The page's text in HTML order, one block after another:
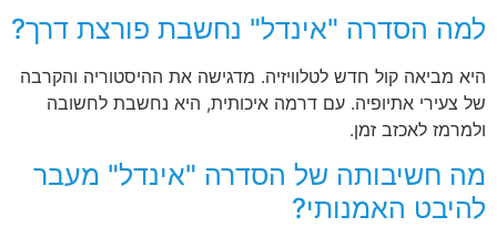
למה הסדרה "אינדל" נחשבת פורצת דרך?
היא מביאה קול חדש לטלוויזיה. מדגישה את ההיסטוריה והקרבה
של צעירי אתיופיה. עם דרמה איכותית, היא נחשבת לחשובה
ולמרמז לאכזב זמן.
מה חשיבותה של הסדרה "אינדל" מעבר
להיבט האמנותי?